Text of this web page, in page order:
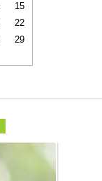
15
22
29